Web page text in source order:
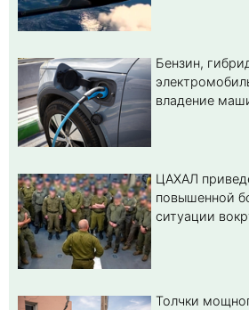
Бензин,
владение
ЦАХАЛ
повышенной
ситуации
Толчки